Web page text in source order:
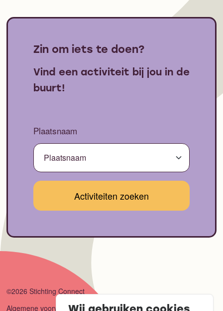
Zin om iets te doen?
Vind een activiteit bij jou in de
buurt!
Plaatsnaam
©2026 Stichting Connect
Algemene voorwaarden